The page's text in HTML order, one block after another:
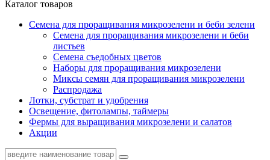
Каталог товаров
Семена для проращивания микрозелени и беби зелени
Семена для проращивания микрозелени и беби
листьев
Семена съедобных цветов
Наборы для проращивания микрозелени
Миксы семян для проращивания микрозелени
Распродажа
Лотки, субстрат и удобрения
Освещение, фитолампы, таймеры
Фермы для выращивания микрозелени и салатов
Акции